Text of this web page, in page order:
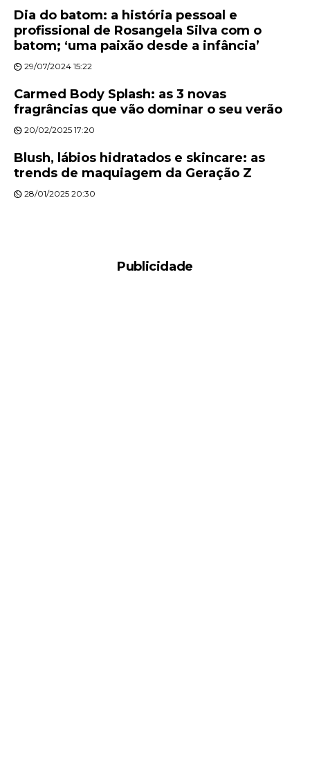
Dia do batom: a história pessoal e
profissional de Rosangela Silva com o
batom; ‘uma paixão desde a infância’
29/07/2024 15:22
Carmed Body Splash: as 3 novas
fragrâncias que vão dominar o seu verão
20/02/2025 17:20
Blush, lábios hidratados e skincare: as
trends de maquiagem da Geração Z
28/01/2025 20:30
Publicidade